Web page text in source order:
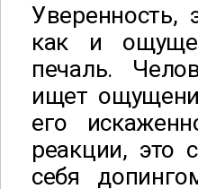
Уверенность,
как и
печаль.
ищет
его
реакции, это
себя